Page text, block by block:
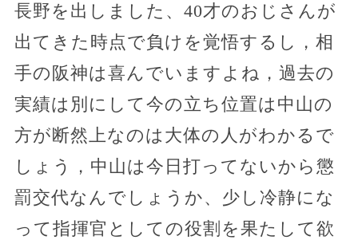
長野を出しました、40才のおじさんが
出てきた時点で負けを覚悟するし，相
手の阪神は喜んでいますよね，過去の
実績は別にして今の立ち位置は中山の
方が断然上なのは大体の人がわかるで
しょう，中山は今日打ってないから懲
罰交代なんでしょうか、少し冷静にな
って指揮官としての役割を果たして欲